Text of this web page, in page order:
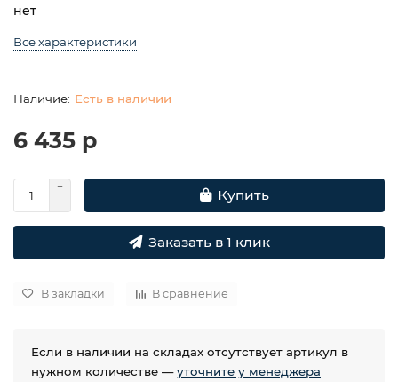
нет
Все характеристики
Есть в наличии
6 435 р
Купить
Заказать в 1 клик
В закладки В сравнение
Если в наличии на складах отсутствует артикул в
нужном количестве —уточните у менеджера